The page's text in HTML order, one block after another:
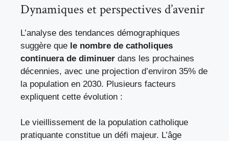
Dynamiques et perspectives d’avenir
L’analyse des tendances démographiques
suggère que le nombre de catholiques
continuera de diminuer dans les prochaines
décennies, avec une projection d’environ 35% de
la population en 2030. Plusieurs facteurs
expliquent cette évolution :
Le vieillissement de la population catholique
pratiquante constitue un défi majeur. L’âge